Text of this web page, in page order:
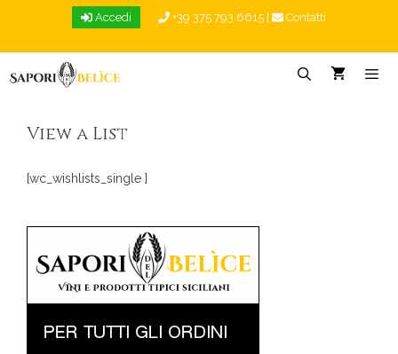
Accedi +39 375 793 6615 Contatti
View a List
[wc_wishlists_single ]